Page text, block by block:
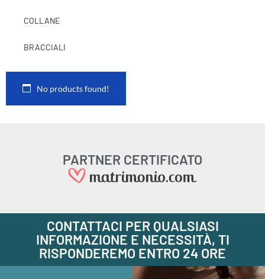
COLLANE
BRACCIALI
No products found!
PARTNER CERTIFICATO
CONTATTACI PER QUALSIASI
INFORMAZIONE E NECESSITÀ, TI
RISPONDEREMO ENTRO 24 ORE